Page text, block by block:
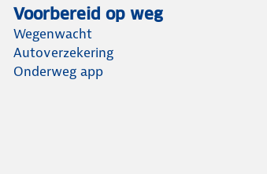
Voorbereid op weg
Wegenwacht
Autoverzekering
Onderweg app